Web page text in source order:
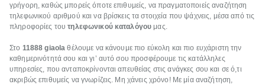
γρήγορη, καθώς μπορείς όποτε επιθυμείς, να πραγματοποιείς αναζήτηση
τηλεφωνικού αριθμού και να βρίσκεις τα στοιχεία που ψάχνεις, μέσα από τις
πληροφορίες τουτηλεφωνικού καταλόγου μας.
Στο 11888 giaola θέλουμε να κάνουμε πιο εύκολη και πιο ευχάριστη την
καθημερινότητά σου και γι’ αυτό σου προσφέρουμε τις κατάλληλες
υπηρεσίες, που ανταποκρίνονται απευθείας στις ανάγκες σου και σε ό,τι
ακριβώς επιθυμείς να γνωρίζεις. Μη χάνεις χρόνο! Με μία αναζήτηση,